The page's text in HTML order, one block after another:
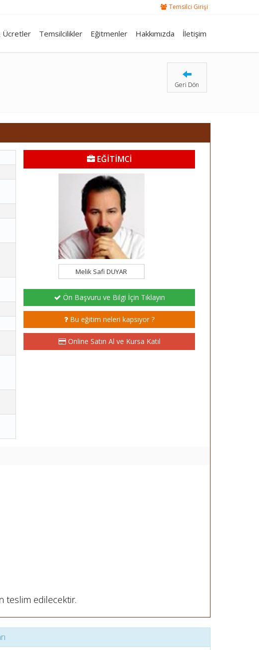
Temsilci Girişi
Ücretler Temsilcilikler Eğitmenler Hakkımızda İletişim
Geri Dön
EĞİTİMCİ
Melik Safi DUYAR
Ön Başvuru ve Bilgi İçin Tıklayın
Bu eğitim neleri kapsıyor ?
Online Satın Al ve Kursa Katıl
teslim edilecektir.